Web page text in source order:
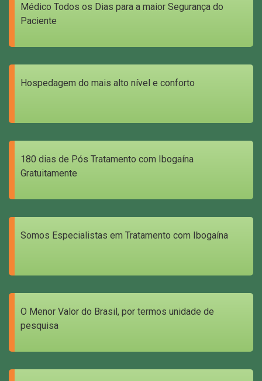
Médico Todos os Dias para a maior Segurança do
Paciente
Hospedagem do mais alto nível e conforto
180 dias de Pós Tratamento com Ibogaína
Gratuitamente
Somos Especialistas em Tratamento com Ibogaína
O Menor Valor do Brasil, por termos unidade de
pesquisa